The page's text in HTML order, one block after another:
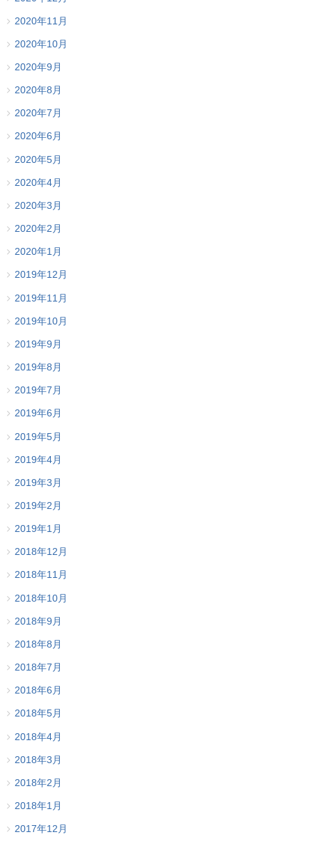
2020年11月
2020年10月
2020年9月
2020年8月
2020年7月
2020年6月
2020年5月
2020年4月
2020年3月
2020年2月
2020年1月
2019年12月
2019年11月
2019年10月
2019年9月
2019年8月
2019年7月
2019年6月
2019年5月
2019年4月
2019年3月
2019年2月
2019年1月
2018年12月
2018年11月
2018年10月
2018年9月
2018年8月
2018年7月
2018年6月
2018年5月
2018年4月
2018年3月
2018年2月
2018年1月
2017年12月